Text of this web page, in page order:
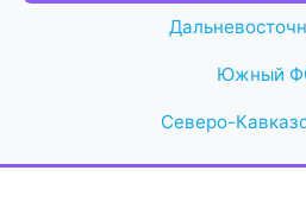
Южный
Северо-